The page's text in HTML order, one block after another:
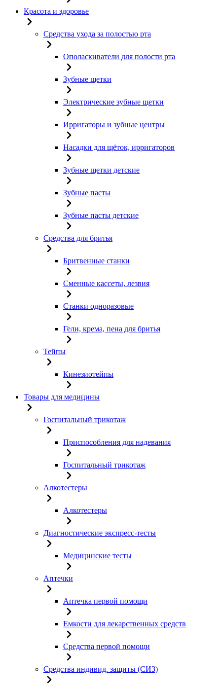
Красота и здоровье
Средства ухода за полостью рта
Ополаскиватели для полости рта
Зубные щетки
Электрические зубные щетки
Ирригаторы и зубные центры
Насадки для щёток, ирригаторов
Зубные щетки детские
Зубные пасты
Зубные пасты детские
Средства для бритья
Бритвенные станки
Сменные кассеты, лезвия
Станки одноразовые
Гели, крема, пена для бритья
Тейпы
Кинезиотейпы
Товары для медицины
Госпитальный трикотаж
Приспособления для надевания
Госпитальный трикотаж
Алкотестеры
Алкотестеры
Диагностические экспресс-тесты
Медицинские тесты
Аптечки
Аптечка первой помощи
Емкости для лекарственных средств
Средства первой помощи
Средства индивид. защиты (СИЗ)